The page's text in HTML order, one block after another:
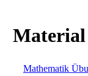
Material
Mathematik